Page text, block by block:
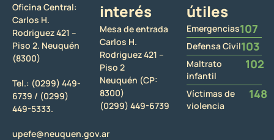
Oficina Central:
Carlos H.
Rodriguez 421 –
Piso 2. Neuquén
(8300)
Tel.: (0299) 449-
6739 / (0299)
449-5333.
upefe@neuquen.gov.ar
interés
Mesa de entrada
Carlos H.
Rodriguez 421 –
Piso 2
Neuquén (CP:
8300)
(0299) 449-6739
útiles
Emergencias107
Defensa Civil103
Maltrato
infantil
102
Víctimas de
violencia
148